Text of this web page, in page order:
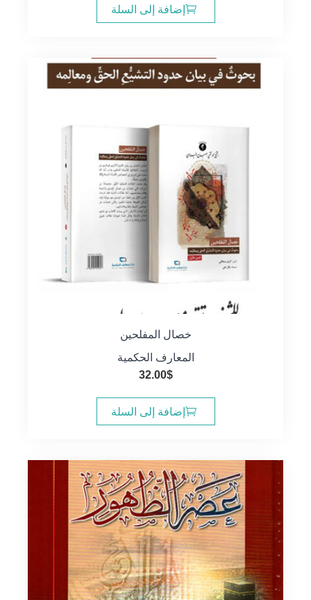
إضافة إلى السلة
خصال المفلحين
المعارف الحكمية
32.00$
إضافة إلى السلة